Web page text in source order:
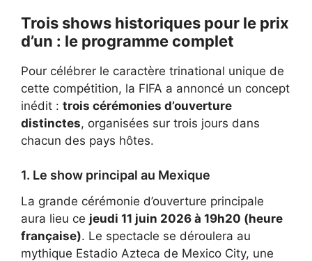
Trois shows historiques pour le prix
d’un : le programme complet
Pour célébrer le caractère trinational unique de
cette compétition, la FIFA a annoncé un concept
inédit : trois cérémonies d’ouverture
distinctes, organisées sur trois jours dans
chacun des pays hôtes.
1. Le show principal au Mexique
La grande cérémonie d’ouverture principale
aura lieu ce jeudi 11 juin 2026 à 19h20 (heure
française). Le spectacle se déroulera au
mythique Estadio Azteca de Mexico City, une